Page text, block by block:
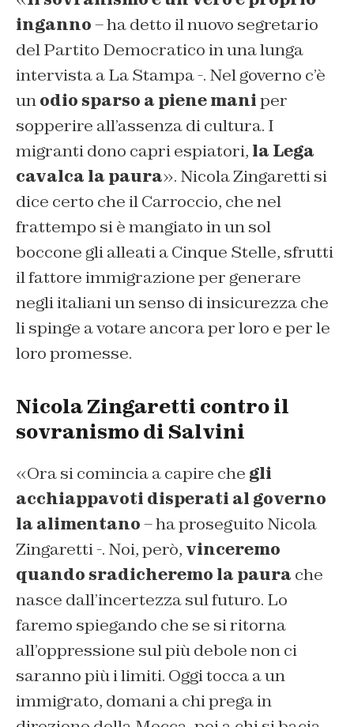
inganno– ha detto il nuovo segretario
del Partito Democratico in una lunga
intervista a La Stampa -. Nel governo c’è
unodio sparso a piene maniper
sopperire all’assenza di cultura. I
migranti dono capri espiatori, la Lega
cavalca la paura». Nicola Zingaretti si
dice certo che il Carroccio, che nel
frattempo si è mangiato in un sol
boccone gli alleati a Cinque Stelle, sfrutti
il fattore immigrazione per generare
negli italiani un senso di insicurezza che
li spinge a votare ancora per loro e per le
loro promesse.
Nicola Zingaretti contro il
sovranismo di Salvini
«Ora si comincia a capire che gli
acchiappavoti disperati al governo
la alimentano– ha proseguito Nicola
Zingaretti -. Noi, però, vinceremo
quando sradicheremo la paura che
nasce dall’incertezza sul futuro. Lo
faremo spiegando che se si ritorna
all’oppressione sul più debole non ci
saranno più i limiti. Oggi tocca a un
immigrato, domani a chi prega in